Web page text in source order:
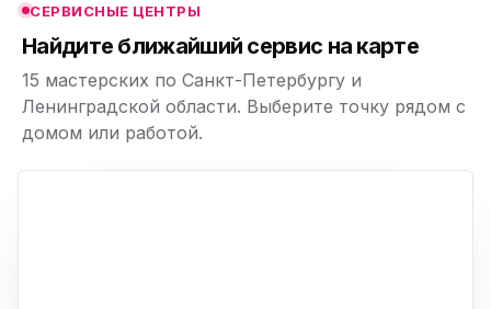
СЕРВИСНЫЕ ЦЕНТРЫ
Найдите ближайший сервис на карте
15 мастерских по Санкт-Петербургу и
Ленинградской области. Выберите точку рядом с
домом или работой.
ю